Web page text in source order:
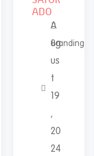
ADO
A
ug
us
t
19
,
20
24
Branding